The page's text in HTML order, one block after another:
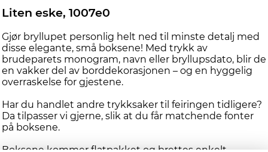
Liten eske, 1007e0
Gjør bryllupet personlig helt ned til minste detalj med
disse elegante, små boksene! Med trykk av
brudeparets monogram, navn eller bryllupsdato, blir de
en vakker del av borddekorasjonen – og en hyggelig
overraskelse for gjestene.
Har du handlet andre trykksaker til feiringen tidligere?
Da tilpasser vi gjerne, slik at du får matchende fonter
på boksene.